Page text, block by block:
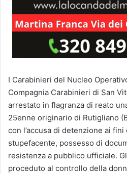
I Carabinieri del Nucleo
Compagnia Carabinieri di San
arrestato in flagranza di reato
25enne originario di Rutigliano
con l’accusa di detenzione ai
stupefacente, possesso di
resistenza a pubblico ufficiale.
proceduto al controllo della